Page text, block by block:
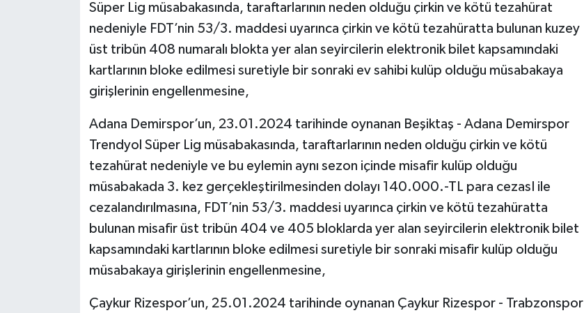
Süper Lig müsabakasında, taraftarlarının neden olduğu çirkin ve kötü tezahürat
nedeniyle FDT’nin 53/3. maddesi uyarınca çirkin ve kötü tezahüratta bulunan kuzey
üst tribün 408 numaralı blokta yer alan seyircilerin elektronik bilet kapsamındaki
kartlarının bloke edilmesi suretiyle bir sonraki ev sahibi kulüp olduğu müsabakaya
girişlerinin engellenmesine,
Adana Demirspor’un, 23.01.2024 tarihinde oynanan Beşiktaş - Adana Demirspor
Trendyol Süper Lig müsabakasında, taraftarlarının neden olduğu çirkin ve kötü
tezahürat nedeniyle ve bu eylemin aynı sezon içinde misafir kulüp olduğu
müsabakada 3. kez gerçekleştirilmesinden dolayı 140.000.-TL para cezasI ile
cezalandırılmasına, FDT’nin 53/3. maddesi uyarınca çirkin ve kötü tezahüratta
bulunan misafir üst tribün 404 ve 405 bloklarda yer alan seyircilerin elektronik bilet
kapsamındaki kartlarının bloke edilmesi suretiyle bir sonraki misafir kulüp olduğu
müsabakaya girişlerinin engellenmesine,
Çaykur Rizespor’un, 25.01.2024 tarihinde oynanan Çaykur Rizespor - Trabzonspor